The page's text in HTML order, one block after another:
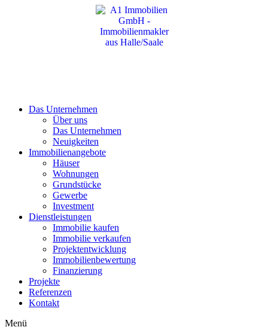
Das Unternehmen
Über uns
Das Unternehmen
Neuigkeiten
Immobilienangebote
Häuser
Wohnungen
Grundstücke
Gewerbe
Investment
Dienstleistungen
Immobilie kaufen
Immobilie verkaufen
Projektentwicklung
Immobilienbewertung
Finanzierung
Projekte
Referenzen
Kontakt
Menü